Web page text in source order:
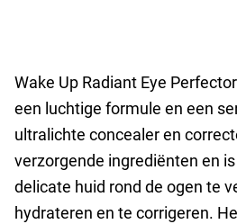
Wake Up Radiant Eye
een luchtige formule en een
ultralichte concealer en
verzorgende ingrediënten en
delicate huid rond de ogen te
hydrateren en te corrigeren.